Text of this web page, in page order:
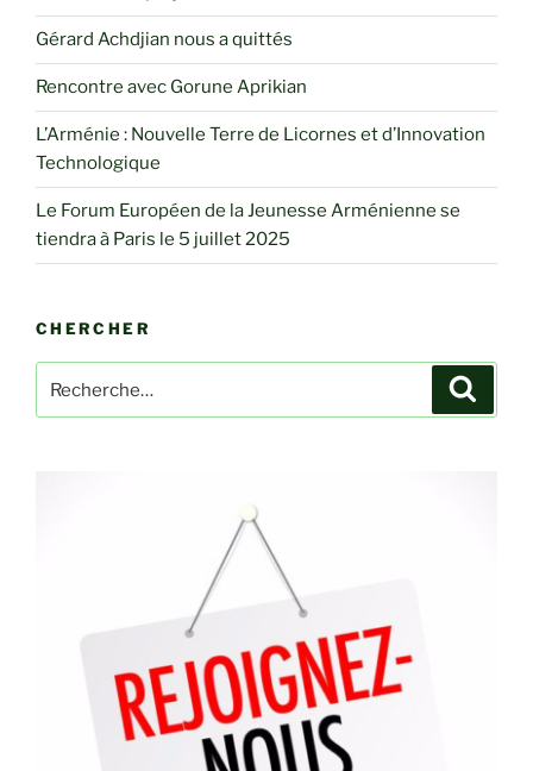
Gérard Achdjian nous a quittés
Rencontre avec Gorune Aprikian
L’Arménie : Nouvelle Terre de Licornes et d’Innovation
Technologique
Le Forum Européen de la Jeunesse Arménienne se
tiendra à Paris le 5 juillet 2025
CHERCHER
pour